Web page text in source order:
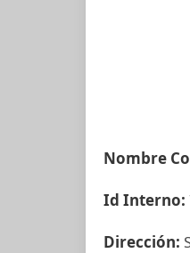
Nombre
Id Interno:
Dirección: